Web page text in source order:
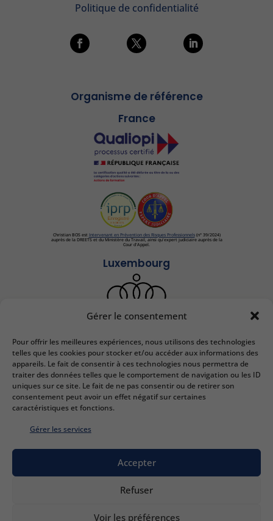
Gérer le consentement
Pour offrir les meilleures expériences, nous utilisons des technologies
telles que les cookies pour stocker et/ou accéder aux informations des
appareils. Le fait de consentir à ces technologies nous permettra de
traiter des données telles que le comportement de navigation ou les ID
uniques sur ce site. Le fait de ne pas consentir ou de retirer son
consentement peut avoir un effet négatif sur certaines
caractéristiques et fonctions.
Gérer les services
Accepter
Refuser
Voir les préférences
Organisme de référence
France
Christian BOS est Intervenant en Prévention des Risques Professionnels(n° 39/2024)
auprès de la DREETS et du Ministère du Travail, ainsi qu'expert judiciaire auprès de la
Cour d'Appel.
Luxembourg
Politique de confidentialité
IEDRS France
2 bis Rue Lafayette
57000 Metz
Email :
contact@iedrs.com
Tél. :+33 (0)3 87 50 81 58
IEDRS Luxembourg
Chambre des Métiers du Luxembourg
2 Circuit de la Foire Internationale
L-1347 Luxembourg
+352 26 12 34 58